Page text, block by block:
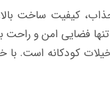
کودک اینتکس کد 48666 با
فضایی امن و راحت
کودکانه است. با